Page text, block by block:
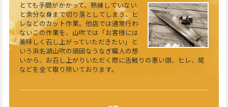
とても手間がかかって、熟練していない
と余分な身まで切り落としてしまう、ヒ
レなどのカット作業。他店では通常行わ
ないこの作業を、山吹では「お客様には
美味しく召し上がっていただきたい」と
いう浜名湖山吹の頑固なうなぎ職人の想
いから、お召し上がりいただく際に舌触りの悪い頭、ヒレ、尾
などを全て取り除いております。